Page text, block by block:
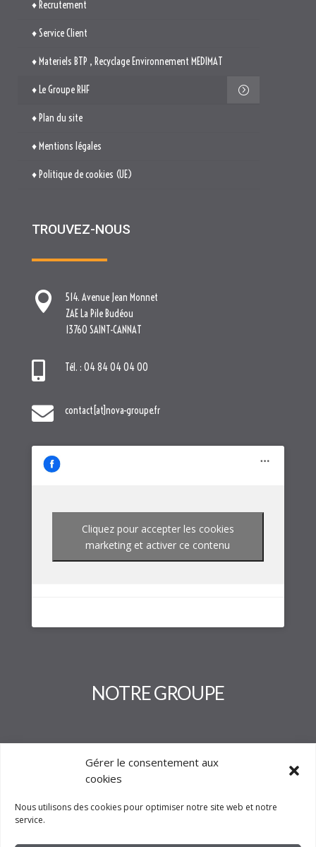
Gérer le consentement aux
cookies
Nous utilisons des cookies pour optimiser notre site web et notre
service.
♦ Recrutement
♦ Service Client
♦ Materiels BTP , Recyclage Environnement MEDIMAT
♦ Le Groupe RHF
♦ Plan du site
♦ Mentions légales
♦ Politique de cookies (UE)
TROUVEZ-NOUS

514. Avenue Jean Monnet
ZAE La Pile Budéou
13760 SAINT-CANNAT
 Tél. : 04 84 04 04 00
 contact[at]nova-groupe.fr
Cliquez pour accepter les cookies
marketing et activer ce contenu
NOTRE GROUPE